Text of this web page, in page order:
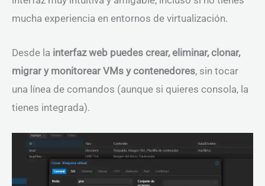
mucha experiencia en entornos de virtualización.
Desde la interfaz web puedes crear, eliminar, clonar,
migrar y monitorear VMs y contenedores, sin tocar
una línea de comandos (aunque si quieres consola, la
tienes integrada).